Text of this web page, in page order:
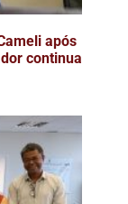
após
continua